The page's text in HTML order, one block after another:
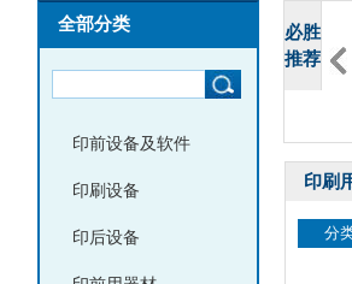
全部分类
印前设备及软件
印刷设备
印后设备
必胜
推荐
印刷
分